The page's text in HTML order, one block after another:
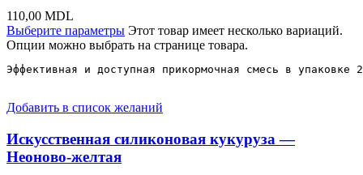
110,00 MDL
Выберите параметры Этот товар имеет несколько вариаций.
Опции можно выбрать на странице товара.
Эффективная и доступная прикормочная смесь в
Добавить в список желаний
Искусственная силиконовая кукуруза —
Неоново-желтая